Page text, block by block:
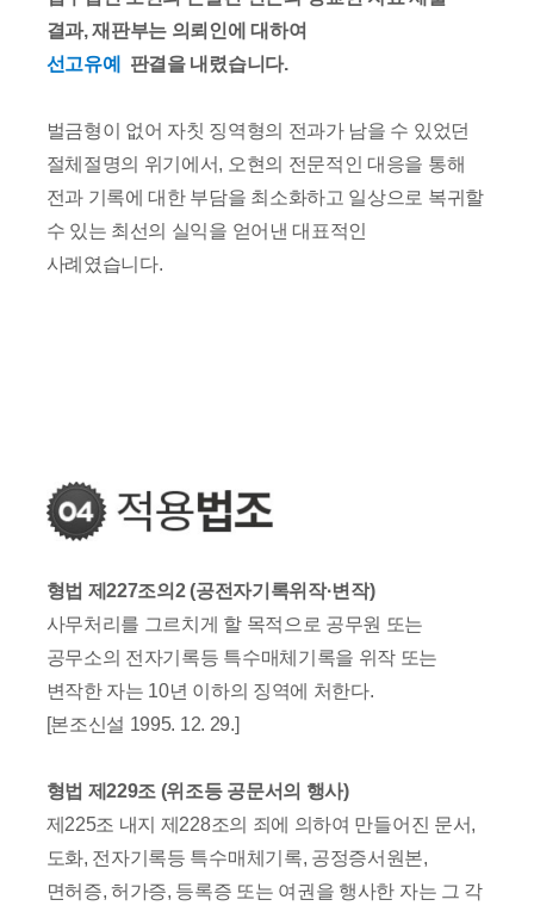
결과, 재판부는 의뢰인에 대하여
선고유예
판결을 내렸습니다.
벌금형이 없어 자칫 징역형의 전과가 남을 수 있었던
절체절명의 위기에서, 오현의 전문적인 대응을 통해
전과 기록에 대한 부담을 최소화하고 일상으로 복귀할
수 있는 최선의 실익을 얻어낸 대표적인
사례였습니다.
형법 제227조의2 (공전자기록위작·변작)
사무처리를 그르치게 할 목적으로 공무원 또는
공무소의 전자기록등 특수매체기록을 위작 또는
변작한 자는 10년 이하의 징역에 처한다.
[본조신설 1995. 12. 29.]
형법 제229조 (위조등 공문서의 행사)
제225조 내지 제228조의 죄에 의하여 만들어진 문서,
도화, 전자기록등 특수매체기록, 공정증서원본,
면허증, 허가증, 등록증 또는 여권을 행사한 자는 그 각